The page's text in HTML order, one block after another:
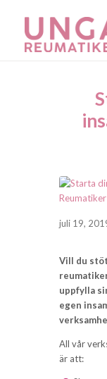
juli 19,
Vill du
uppfylla
egen
All vår
är att: